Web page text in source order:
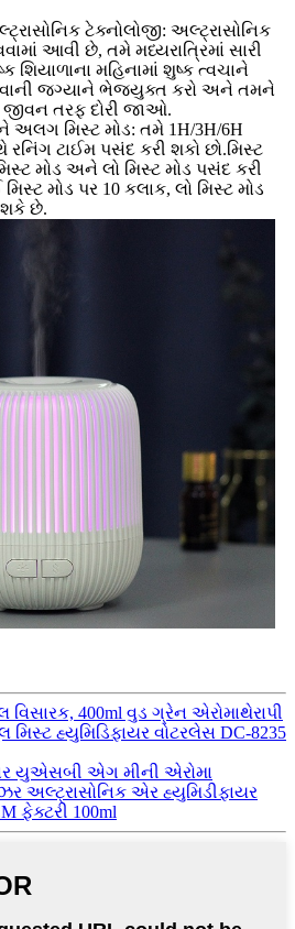
ટેક્નોલોજી: અલ્ટ્રાસોનિક
આવી છે, તમે મધ્યરાત્રિમાં સારી
શિયાળાના મહિનામાં શુષ્ક ત્વચાને
જગ્યાને ભેજયુક્ત કરો અને તમને
જીવન તરફ દોરી જાઓ.
અલગ મિસ્ટ મોડ: તમે 1H/3H/6H
ટાઈમ પસંદ કરી શકો છો.મિસ્ટ
મોડ અને લો મિસ્ટ મોડ પસંદ કરી
મોડ પર 10 કલાક, લો મિસ્ટ મોડ
શકે છે.
400ml વુડ ગ્રેન એરોમાથેરાપી
હ્યુમિડિફાયર વોટરલેસ DC-8235
યુએસબી એગ મીની એરોમા
એર હ્યુમિડીફાયર
ફેક્ટરી 100ml